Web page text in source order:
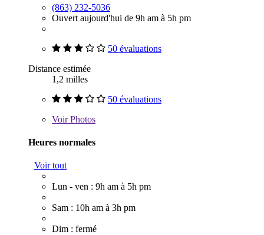
(863) 232-5036
Ouvert aujourd'hui de 9h am à 5h pm
50 évaluations
Distance estimée
1,2 milles
50 évaluations
VoirPhotos
Heures normales
Voir tout
Lun - ven : 9h am à 5h pm
Sam : 10h am à 3h pm
Dim : fermé